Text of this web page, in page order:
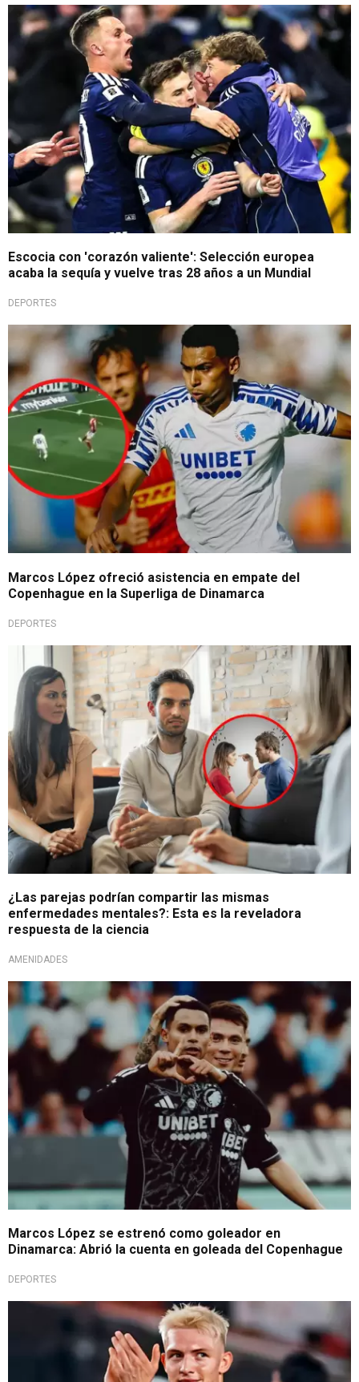
Inspirados en William Wallace
Escocia con 'corazón valiente': Selección europea
acaba la sequía y vuelve tras 28 años a un Mundial
DEPORTES
Segunda de la temporada
Marcos López ofreció asistencia en empate del
Copenhague en la Superliga de Dinamarca
DEPORTES
Sorprendente estudio
¿Las parejas podrían compartir las mismas
enfermedades mentales?: Esta es la reveladora
respuesta de la ciencia
AMENIDADES
De tiro libre
Marcos López se estrenó como goleador en
Dinamarca: Abrió la cuenta en goleada del Copenhague
DEPORTES
Un peruano más